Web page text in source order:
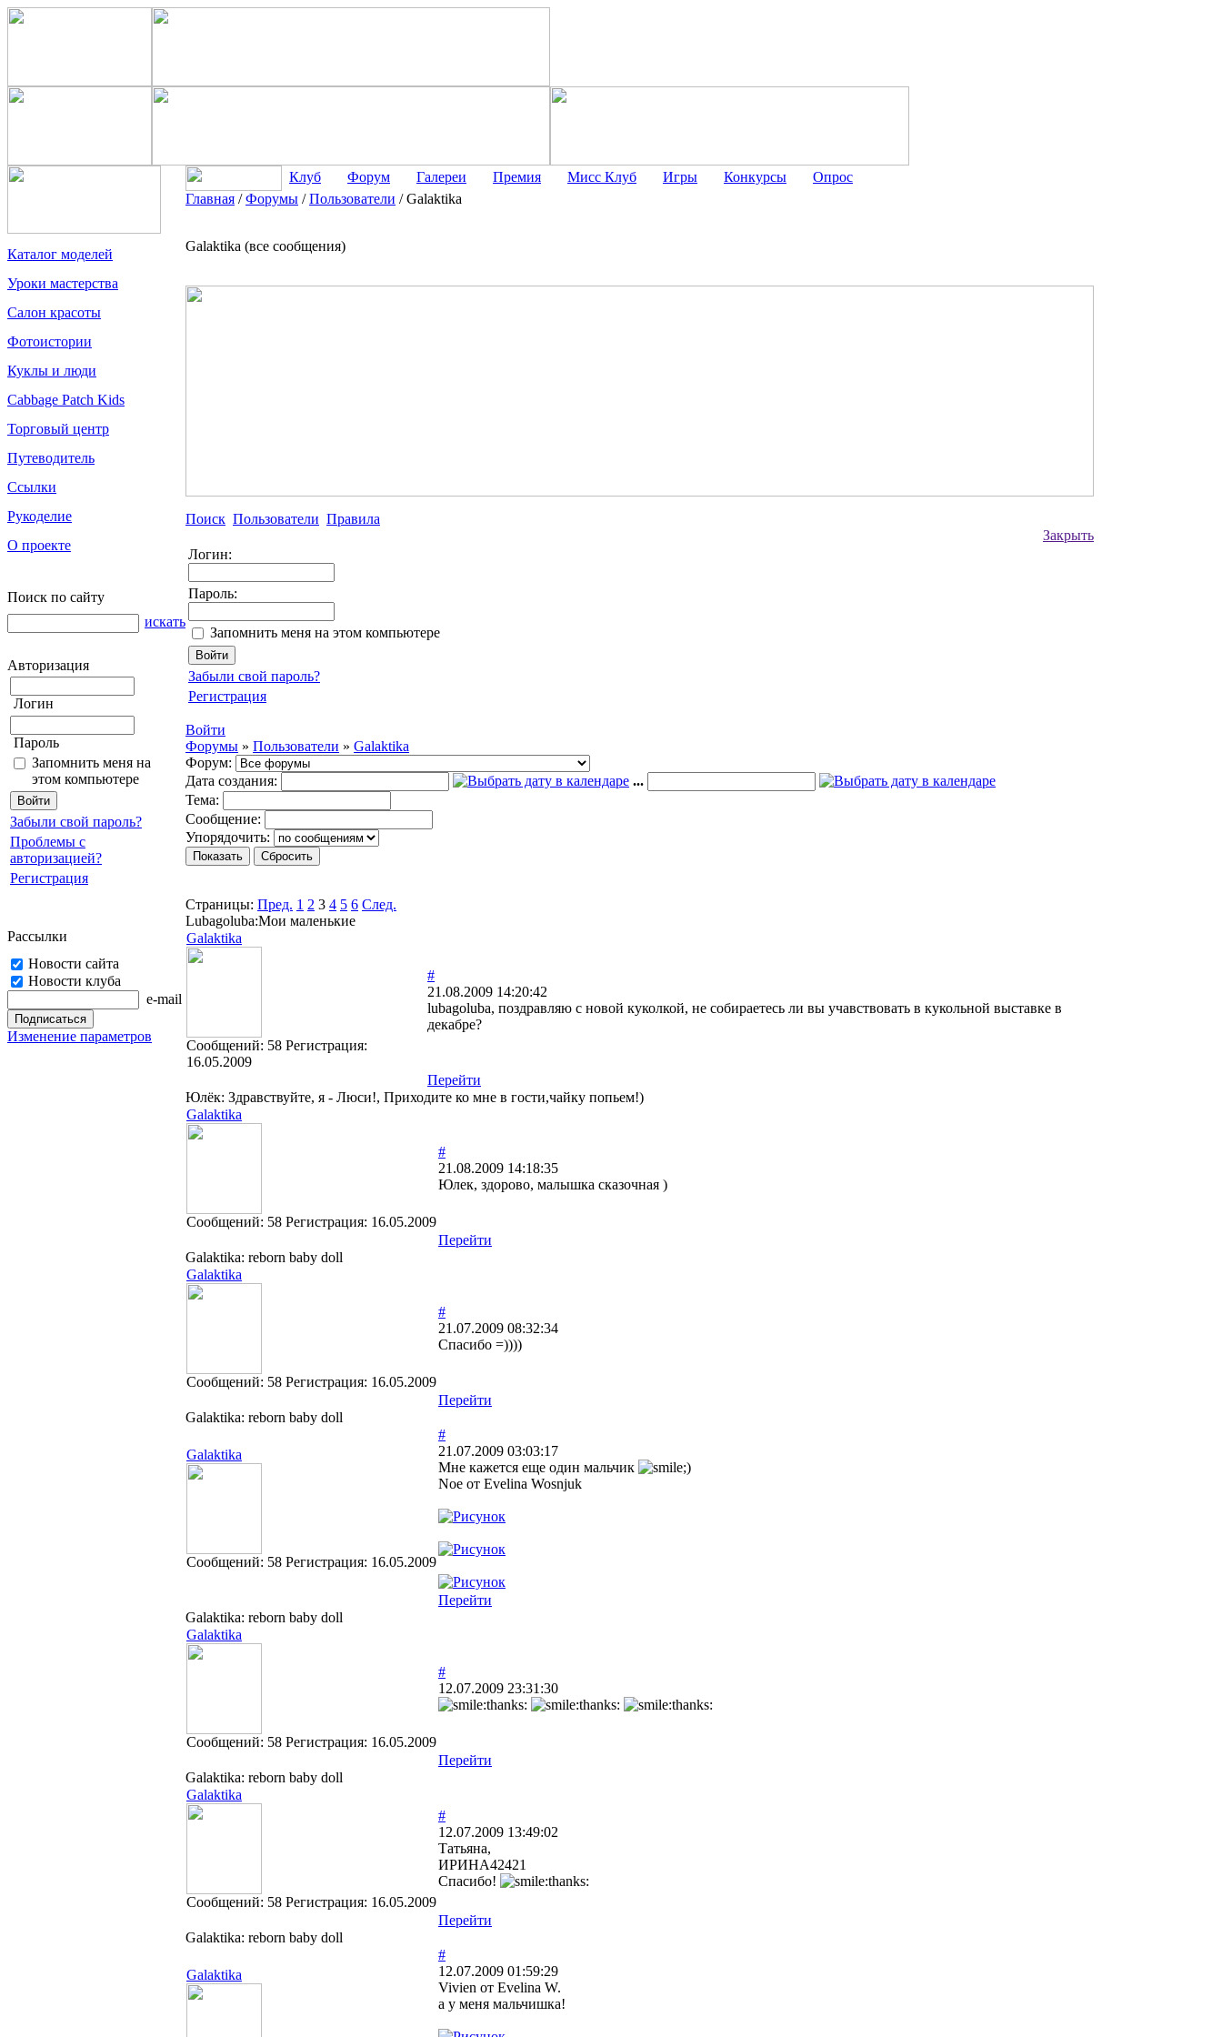
Каталог моделей
Уроки мастерства
Салон красоты
Фотоистории
Куклы и люди
Cabbage Patch Kids
Торговый центр
Путеводитель
Ссылки
Рукоделие
О проекте
Поиск по сайту
искать
Авторизация
Логин
Пароль
Запомнить меня на
этом компьютере
Забыли свой пароль?
Проблемы с
авторизацией?
Регистрация
Рассылки
Новости сайта
Новости клуба
e-mail
Изменение параметров
Клуб Форум Галереи Премия Мисс Клуб Игры Конкурсы
Опрос
Главная /Форумы /Пользователи /Galaktika
Galaktika (все сообщения)
Поиск Пользователи Правила
Закрыть
Логин:
Пароль:
Запомнить меня на этом компьютере
Забыли свой пароль?
Регистрация
Войти
Форумы » Пользователи » Galaktika
Форум:
Дата создания:
...
Тема:
Cooбщение:
Упорядочить:
Страницы: Пред. 1 2 3 4 5 6 След.
Lubagoluba:Мои маленькие
Galaktika
Cообщений: 58 Регистрация:
16.05.2009
#
21.08.2009 14:20:42
lubagoluba, поздравляю с новой куколкой, не собираетесь ли вы учавствовать в кукольной выставке в
декабре?
Перейти
Юлёк: Здравствуйте, я - Люси!, Приходите ко мне в гости,чайку попьем!)
Galaktika
Cообщений: 58 Регистрация: 16.05.2009
#
21.08.2009 14:18:35
Юлек, здорово, малышка сказочная )
Перейти
Galaktika: reborn baby doll
Galaktika
Cообщений: 58 Регистрация: 16.05.2009
#
21.07.2009 08:32:34
Спасибо =))))
Перейти
Galaktika: reborn baby doll
Galaktika
Cообщений: 58 Регистрация: 16.05.2009
#
21.07.2009 03:03:17
Мне кажется еще один мальчик
Noe от Evelina Wosnjuk
Перейти
Galaktika: reborn baby doll
Galaktika
Cообщений: 58 Регистрация: 16.05.2009
#
12.07.2009 23:31:30
Перейти
Galaktika: reborn baby doll
Galaktika
Cообщений: 58 Регистрация: 16.05.2009
#
12.07.2009 13:49:02
Татьяна,
ИРИНА42421
Спасибо!
Перейти
Galaktika: reborn baby doll
Galaktika
#
12.07.2009 01:59:29
Vivien от Evelina W.
а у меня мальчишка!